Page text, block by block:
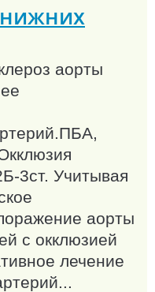
аорты
3ст. Учитывая
аорты
с окклюзией
лечение